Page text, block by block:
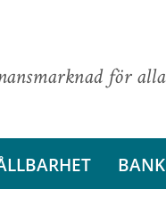
för alla
BANK